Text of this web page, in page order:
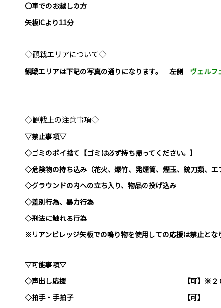
〇車でのお越しの方
矢板ICより11分
◇観戦エリアについて◇
観戦エリアは下記の写真の通りになります。 左側 ヴェルフ
◇観戦上の注意事項◇
▽禁止事項▽
◇ゴミのポイ捨て【ゴミは必ず持ち帰ってください。】
◇危険物の持ち込み（花火、爆竹、発煙筒、煙玉、銃刀類、エ
◇グラウンドの内への立ち入り、物品の投げ込み
◇差別行為、暴力行為
◇刑法に触れる行為
※リアンビレッジ矢板での鳴り物を使用しての応援は禁止と
▽可能事項▽
◇声出し応援 【可】※２０２３シ
◇拍手・手拍子 【可】